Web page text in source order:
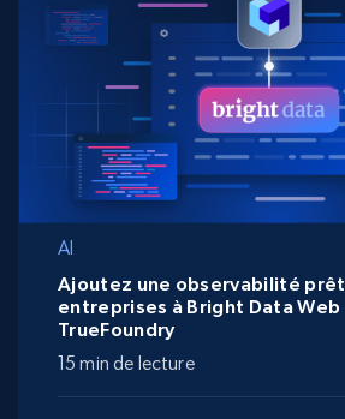
AI
Ajoutez une observabilité
entreprises à Bright Data Web
TrueFoundry
15 min de lecture